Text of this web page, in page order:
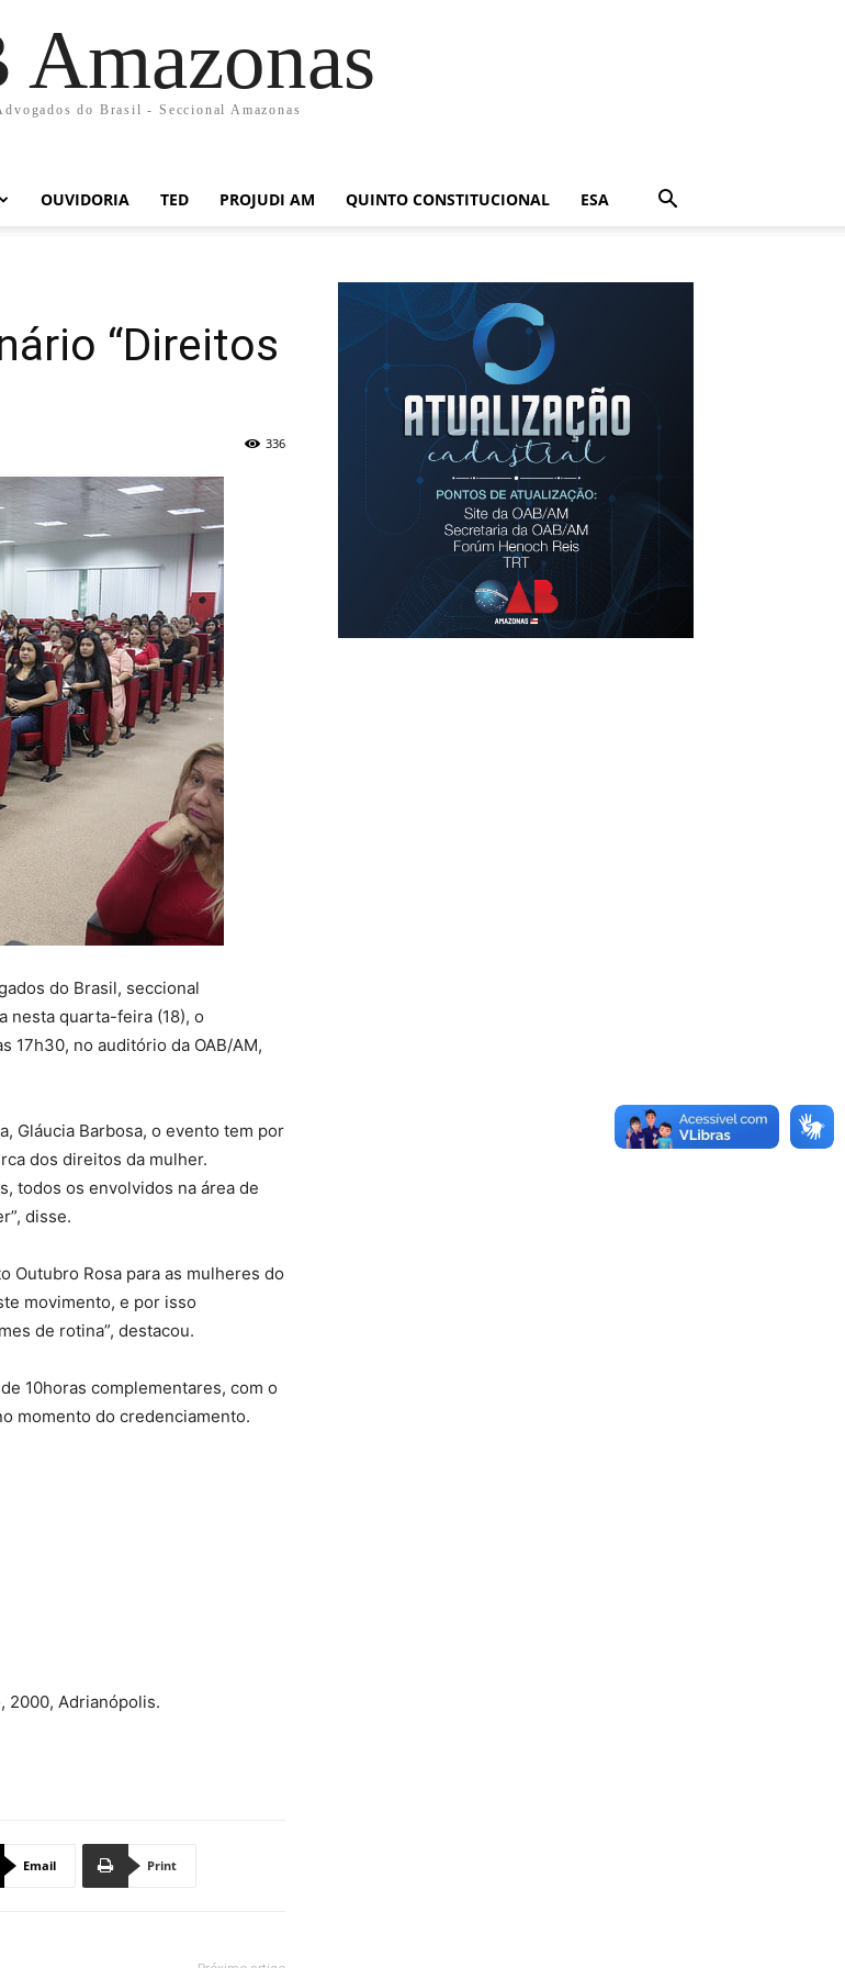
do Brasil - Seccional Amazonas
OUVIDORIA TED PROJUDI AM QUINTO CONSTITUCIONAL ESA
“Direitos
336
do Brasil, seccional
nesta quarta-feira (18), o
17h30, no auditório da OAB/AM,
Gláucia Barbosa, o evento tem por
dos direitos da mulher.
todos os envolvidos na área de
disse.
Outubro Rosa para as mulheres do
movimento, e por isso
de rotina”, destacou.
10horas complementares, com o
momento do credenciamento.
2000, Adrianópolis.
Email Print